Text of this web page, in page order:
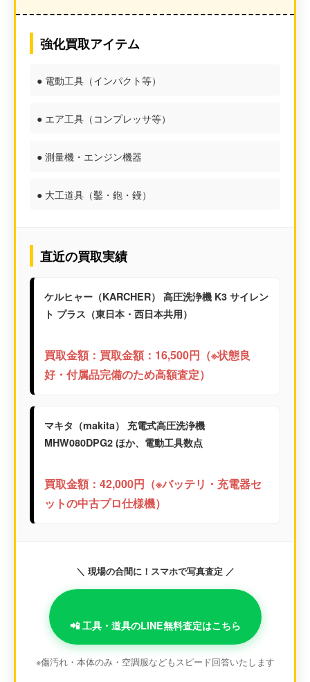
強化買取アイテム
● 電動工具（インパクト等）
● エア工具（コンプレッサ等）
● 測量機・エンジン機器
● 大工道具（鑿・鉋・鏝）
直近の買取実績
ケルヒャー（KARCHER） 高圧洗浄機 K3 サイレン
ト プラス（東日本・西日本共用）
買取金額：買取金額：16,500円（※状態良
好・付属品完備のため高額査定）
マキタ（makita） 充電式高圧洗浄機
MHW080DPG2 ほか、電動工具数点
買取金額：42,000円（※バッテリ・充電器セ
ットの中古プロ仕様機）
＼ 現場の合間に！スマホで写真査定 ／
📲 工具・道具のLINE無料査定はこちら
※傷汚れ・本体のみ・空調服などもスピード回答いたします